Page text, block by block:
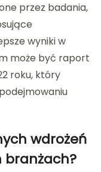
przez badania,
wyniki w
może być raport
roku, który
wdrożeń
branżach?